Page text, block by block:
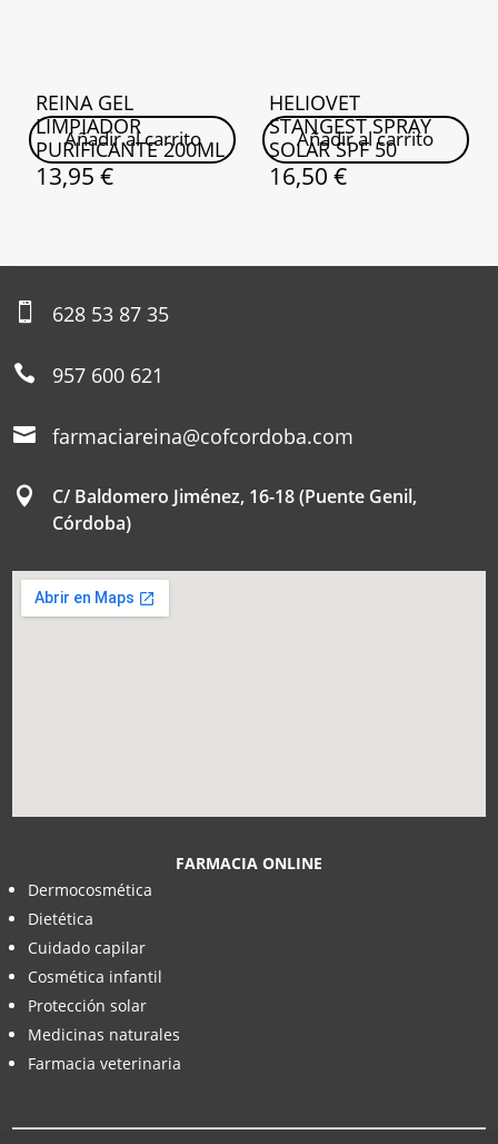
REINA GEL
LIMPIADOR
PURIFICANTE 200ML
13,95€
Añadir al carrito
HELIOVET
STANGEST SPRAY
SOLAR SPF 50
16,50€
Añadir al carrito
 628 53 87 35
 957 600 621
 farmaciareina@cofcordoba.com

C/ Baldomero Jiménez, 16-18 (Puente Genil,
Córdoba)
FARMACIA ONLINE
Dermocosmética
Dietética
Cuidado capilar
Cosmética infantil
Protección solar
Medicinas naturales
Farmacia veterinaria